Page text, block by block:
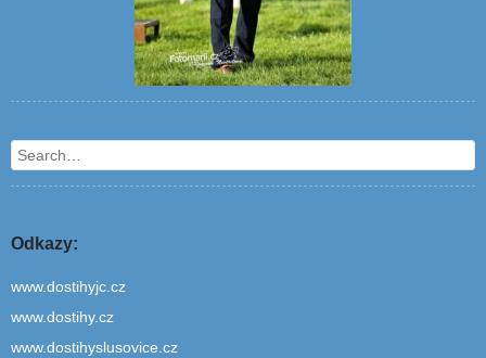
Search
Odkazy:
www.dostihyjc.cz
www.dostihy.cz
www.dostihyslusovice.cz